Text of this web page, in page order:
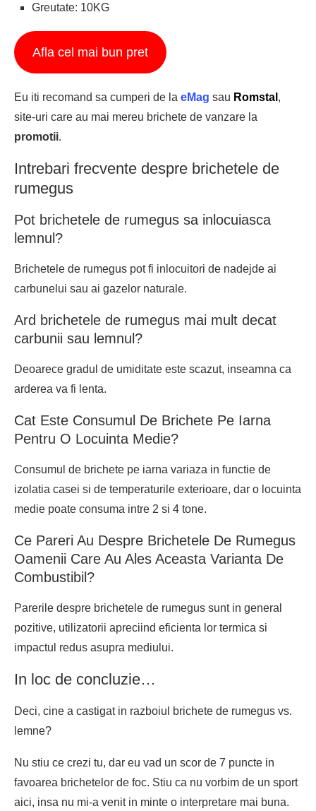
Greutate: 10KG
Afla cel mai bun pret
Eu iti recomand sa cumperi de la eMag sau Romstal ,
site-uri care au mai mereu brichete de vanzare la
promotii.
Intrebari frecvente despre brichetele de
rumegus
Pot brichetele de rumegus sa inlocuiasca
lemnul?
Brichetele de rumegus pot fi inlocuitori de nadejde ai
carbunelui sau ai gazelor naturale.
Ard brichetele de rumegus mai mult decat
carbunii sau lemnul?
Deoarece gradul de umiditate este scazut, inseamna ca
arderea va fi lenta.
Cat Este Consumul De Brichete Pe Iarna
Pentru O Locuinta Medie?
Consumul de brichete pe iarna variaza in functie de
izolatia casei si de temperaturile exterioare, dar o locuinta
medie poate consuma intre 2 si 4 tone.
Ce Pareri Au Despre Brichetele De Rumegus
Oamenii Care Au Ales Aceasta Varianta De
Combustibil?
Parerile despre brichetele de rumegus sunt in general
pozitive, utilizatorii apreciind eficienta lor termica si
impactul redus asupra mediului.
In loc de concluzie…
Deci, cine a castigat in razboiul
brichete de rumegus vs.
lemne?
Nu stiu ce crezi tu, dar eu vad un scor de 7 puncte in
favoarea brichetelor de foc. Stiu ca nu vorbim de un sport
aici, insa nu mi-a venit in minte o interpretare mai buna.